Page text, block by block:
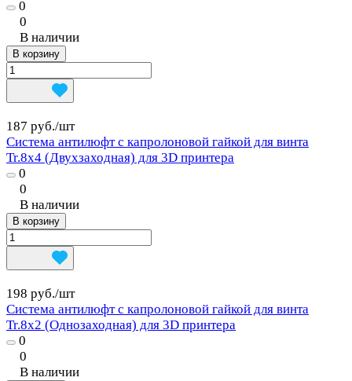
0
0
В наличии
В корзину
187 руб./шт
Система антилюфт с капролоновой гайкой для винта
Tr.8x4 (Двухзаходная) для 3D принтера
0
0
В наличии
В корзину
198 руб./шт
Система антилюфт с капролоновой гайкой для винта
Tr.8x2 (Однозаходная) для 3D принтера
0
0
В наличии